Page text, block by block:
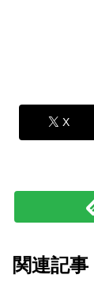
X
関連記事